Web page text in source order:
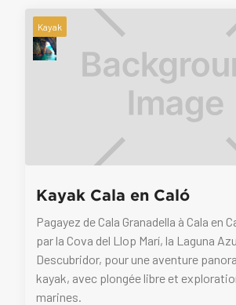
Kayak
Kayak Cala en Caló
Pagayez de Cala Granadella à Cala en
par la Cova del Llop Marí, la Laguna
Descubridor, pour une aventure
kayak, avec plongée libre et
marines.